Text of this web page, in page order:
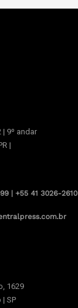
| 9º andar
|
| +55 41 3026-2610
1629
| SP